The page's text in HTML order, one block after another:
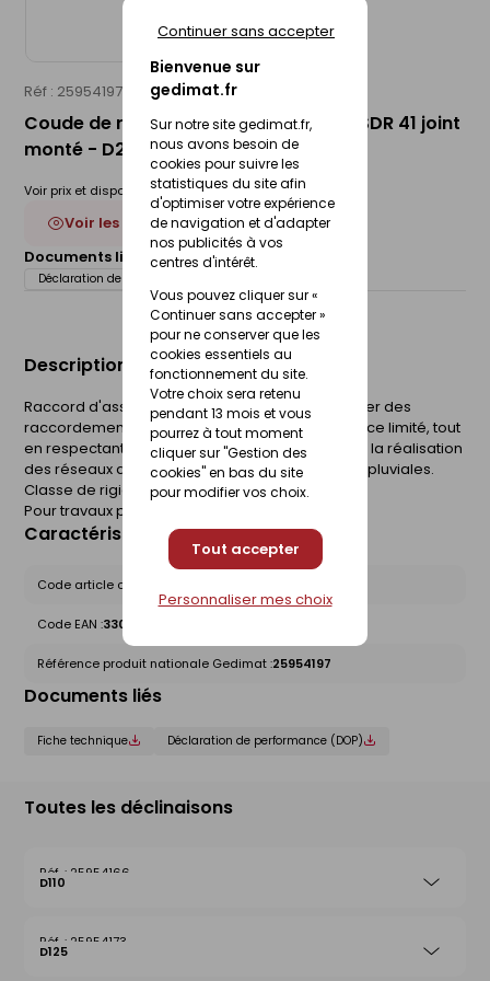
Bienvenue sur
gedimat.fr
Sur notre site gedimat.fr,
nous avons besoin de
cookies pour suivre les
statistiques du site afin
d'optimiser votre expérience
de navigation et d'adapter
nos publicités à vos
centres d'intérêt.
Vous pouvez cliquer sur «
Continuer sans accepter »
pour ne conserver que les
cookies essentiels au
fonctionnement du site.
Votre choix sera retenu
pendant 13 mois et vous
pourrez à tout moment
cliquer sur "Gestion des
cookies" en bas du site
pour modifier vos choix.
Tout accepter
Continuer sans accepter
Personnaliser mes choix
Réf : 25954197 WAVIN
Coude de raccordement PVC MF 30° SDR 41 joint
monté - D200
Voir prix et disponibilité en magasin
Voir les 6 déclinaisons
Documents liés :
Fiche technique
Déclaration de performance (DOP)
Description du produit
Raccord d'assainissement permettant d'effectuer des
raccordements dans des configurations à espace limité, tout
en respectant le sens du fil d'eau. Il est destiné à la réalisation
des réseaux d'évacuation d'eaux usées et eaux pluviales.
Classe de rigidité : SDR 41 (SN4).
Pour travaux publics.
Caractéristiques du produit
Code article chez le fournisseur :
Code EAN :3306490021745
Référence produit nationale Gedimat :25954197
Documents liés
Fiche technique Déclaration de performance (DOP)
Toutes les déclinaisons
25954166
D110
25954173
D125